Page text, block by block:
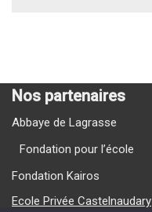
Nos partenaires
Abbaye de Lagrasse
Fondation pour l’école
Fondation Kairos
Ecole Privée Castelnaudary